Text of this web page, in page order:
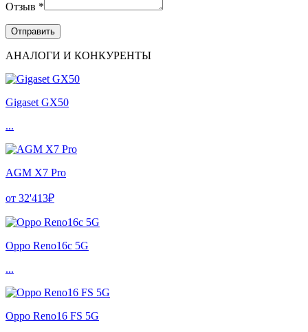
Отзыв *
АНАЛОГИ И КОНКУРЕНТЫ
Gigaset GX50
...
AGM X7 Pro
от 32'413₽
Oppo Reno16c 5G
...
Oppo Reno16 FS 5G